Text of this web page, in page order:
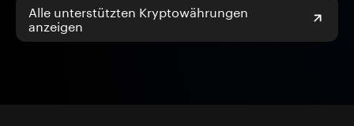
Alle unterstützten Kryptowährungen
anzeigen